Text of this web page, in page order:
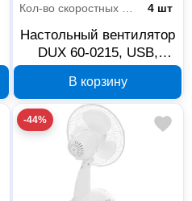
Кол-во скоростных режимов
4 шт
Настольный вентилятор
DUX 60-0215, USB,
В корзину
-44%